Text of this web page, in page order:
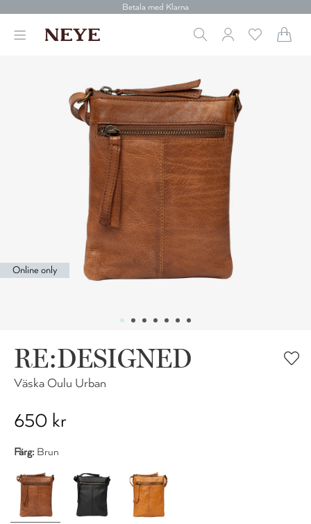
Betala med Klarna
Gratis frakt över 699 kr.
Betala med Klarna
Online only
RE:DESIGNED
Väska Oulu Urban
650 kr
Färg: Brun